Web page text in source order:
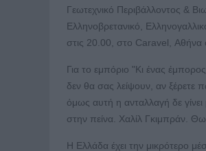
Γεωτεχνικό Περιβάλλοντος &
Ελληνοβρετανικό,
στις 20.00, στο Caravel,
Για το εμπόριο "Κι ένας
δεν θα σας λείψουν, αν ξέρετε
όμως αυτή η ανταλλαγή δε
στην πείνα. Χαλίλ Γκιμπράν.
Η Ελλάδα έχει την μικρότερο